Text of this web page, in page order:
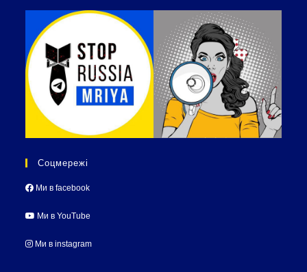
Соцмережі
Ми в facebook
Ми в YouTube
Ми в instagram